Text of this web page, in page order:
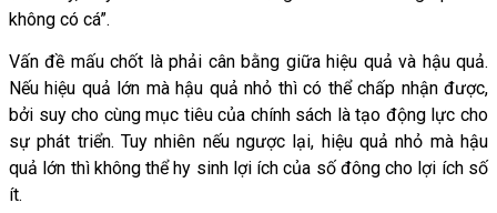
không có cá”.
Vấn đề mấu chốt là phải cân bằng giữa hiệu quả và hậu quả.
Nếu hiệu quả lớn mà hậu quả nhỏ thì có thể chấp nhận được,
bởi suy cho cùng mục tiêu của chính sách là tạo động lực cho
sự phát triển. Tuy nhiên nếu ngược lại, hiệu quả nhỏ mà hậu
quả lớn thì không thể hy sinh lợi ích của số đông cho lợi ích số
ít.